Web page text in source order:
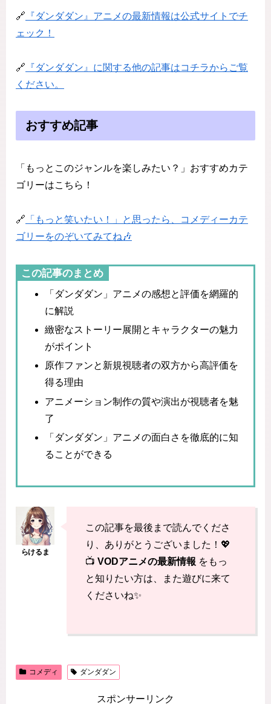
🔗 『ダンダダン』アニメの最新情報は公式サイトでチ
ェック！
🔗 『ダンダダン』に関する他の記事はコチラからご覧
ください。
おすすめ記事
「もっとこのジャンルを楽しみたい？」おすすめカテ
ゴリーはこちら！
🔗 「もっと笑いたい！」と思ったら、コメディーカテ
ゴリーをのぞいてみてね🎶
この記事のまとめ
「ダンダダン」アニメの感想と評価を網羅的
に解説
緻密なストーリー展開とキャラクターの魅力
がポイント
原作ファンと新規視聴者の双方から高評価を
得る理由
アニメーション制作の質や演出が視聴者を魅
了
「ダンダダン」アニメの面白さを徹底的に知
ることができる
この記事を最後まで読んでくださ
り、ありがとうございました！💖
📺 VODアニメの最新情報 をもっ
と知りたい方は、また遊びに来て
くださいね✨
コメディ ダンダダン
スポンサーリンク